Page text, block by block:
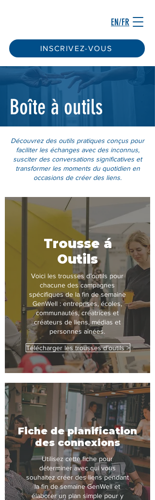
EN/FR
INSCRIVEZ-VOUS
Boîte à outils
Découvrez des outils pratiques conçus pour
faciliter les échanges avec des inconnus,
susciter des conversations significatives et
transformer les moments du quotidien en
occasions de créer des liens.
Trousse á
Outils
Voici les trousses d’outils pour
chacune des campagnes
spécifiques de la fin de semaine
GenWell : entreprises, écoles,
communautés, créatrices et
créateurs de liens, médias et
personnes aînées.
Télécharger les trousses d’outils >
Fiche de planification
des connexions
Utilisez cette fiche pour
déterminer avec qui vous
souhaitez créer des liens pendant
la fin de semaine GenWell et
élaborer un plan simple pour y